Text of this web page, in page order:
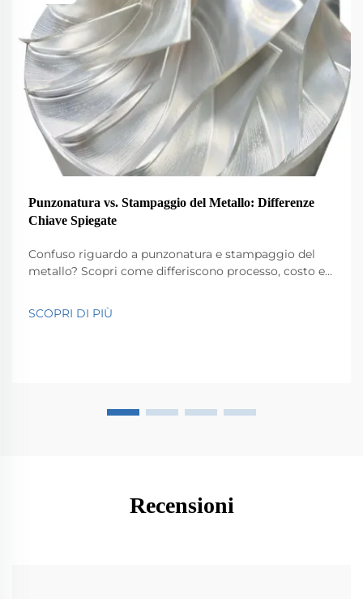
Punzonatura vs. Stampaggio del Metallo: Differenze
Chiave Spiegate
Confuso riguardo a punzonatura e stampaggio del
metallo? Scopri come differiscono processo, costo e
produzioni in grande quantità. Ottieni subito
informazioni esperte.
SCOPRI DI PIÙ
Recensioni